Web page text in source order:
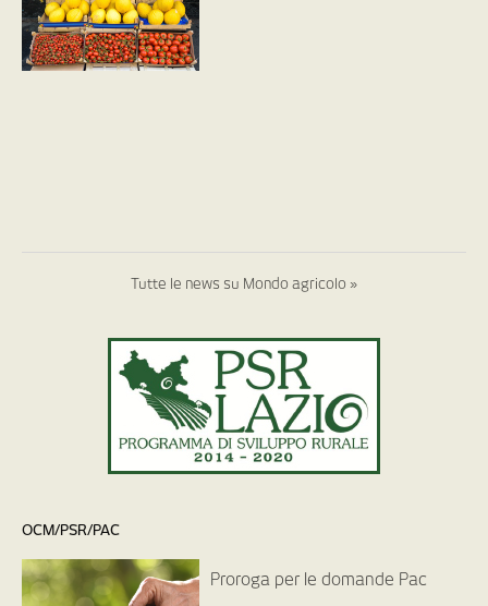
Tutte le news su Mondo agricolo »
OCM/PSR/PAC
Proroga per le domande Pac